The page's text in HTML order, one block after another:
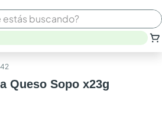
Queso Sopo x23g